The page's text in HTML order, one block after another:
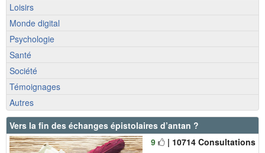
Loisirs
Monde digital
Psychologie
Santé
Société
Témoignages
Autres
Vers la fin des échanges épistolaires d’antan ?
9
| 10714 Consultations